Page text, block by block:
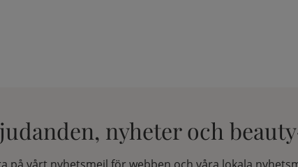
nyheter och
på vårt nyhetsmejl för webben och våra lokala